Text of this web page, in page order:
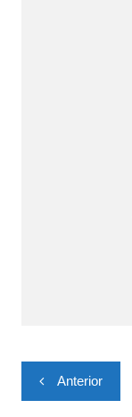
Navegação
de
Anterior